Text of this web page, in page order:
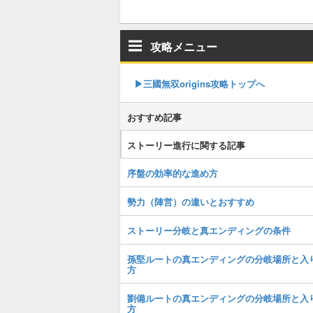
攻略メニュー
▶︎三國無双origins攻略トップへ
おすすめ記事
ストーリー進行に関する記事
序盤の効率的な進め方
勢力（陣営）の違いとおすすめ
ストーリー分岐と真エンディングの条件
孫堅ルートの真エンディングの分岐場所と入
方
劉備ルートの真エンディングの分岐場所と入
方